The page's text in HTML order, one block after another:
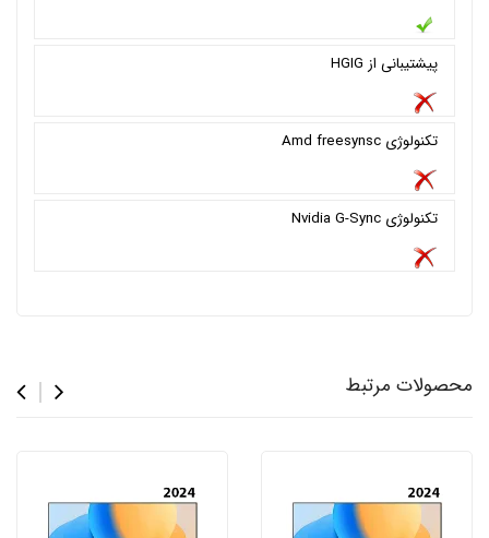
پیشتیبانی از HGIG
تکنولوژی Amd freesynsc
تکنولوژی Nvidia G-Sync
محصولات مرتبط